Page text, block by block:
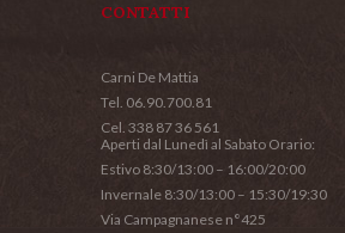
CONTATTI
Carni De Mattia
Tel. 06.90.700.81
Cel. 338 87 36 561
Aperti dal Lunedì al Sabato Orario:
Estivo 8:30/13:00 – 16:00/20:00
Invernale 8:30/13:00 – 15:30/19:30
Via Campagnanese n°425